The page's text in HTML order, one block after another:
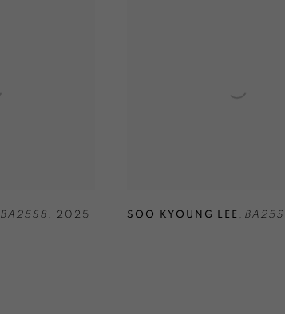
BA25S8 , 2025 SOO KYOUNG LEE ,